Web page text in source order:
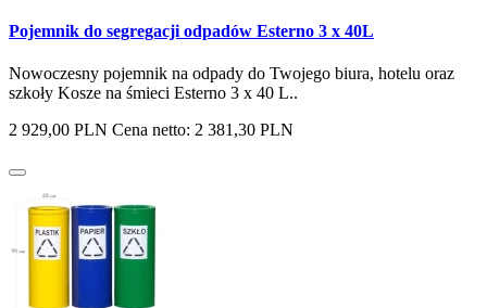
Pojemnik do segregacji odpadów Esterno 3 x 40L
Nowoczesny pojemnik na odpady do Twojego biura, hotelu oraz
szkoły Kosze na śmieci Esterno 3 x 40 L..
2 929,00 PLN Cena netto: 2 381,30 PLN